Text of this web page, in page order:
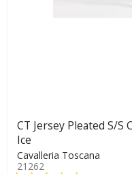
CT Jersey Pleated S/
Ice
Cavalleria Toscana
21262